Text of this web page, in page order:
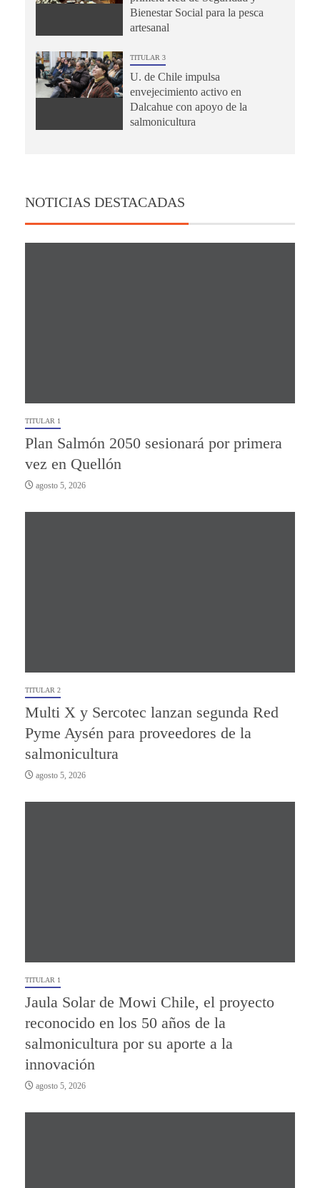
Bienestar Social para la pesca
artesanal
TITULAR 3
U. de Chile impulsa
envejecimiento activo en
Dalcahue con apoyo de la
salmonicultura
NOTICIAS DESTACADAS
TITULAR 1
Plan Salmón 2050 sesionará por primera
vez en Quellón
agosto 5, 2026
TITULAR 2
Multi X y Sercotec lanzan segunda Red
Pyme Aysén para proveedores de la
salmonicultura
agosto 5, 2026
TITULAR 1
Jaula Solar de Mowi Chile, el proyecto
reconocido en los 50 años de la
salmonicultura por su aporte a la
innovación
agosto 5, 2026